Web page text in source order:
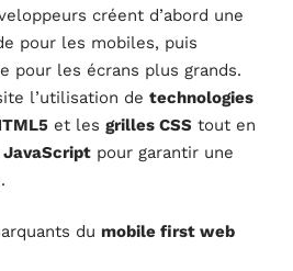
créent d’abord une
pour les mobiles, puis
pour les écrans plus grands.
l’utilisation de technologies
et les grilles CSS tout en
JavaScript pour garantir une
du mobile first web